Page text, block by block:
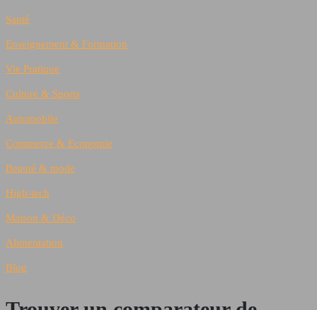
Santé
Enseignement & Formation
Vie Pratique
Culture & Sports
Automobile
Commerce & Economie
Beauté & mode
High-tech
Maison & Déco
Alimentation
Blog